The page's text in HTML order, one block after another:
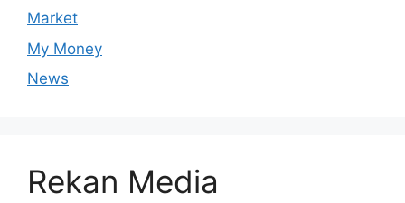
Market
My Money
News
Rekan Media